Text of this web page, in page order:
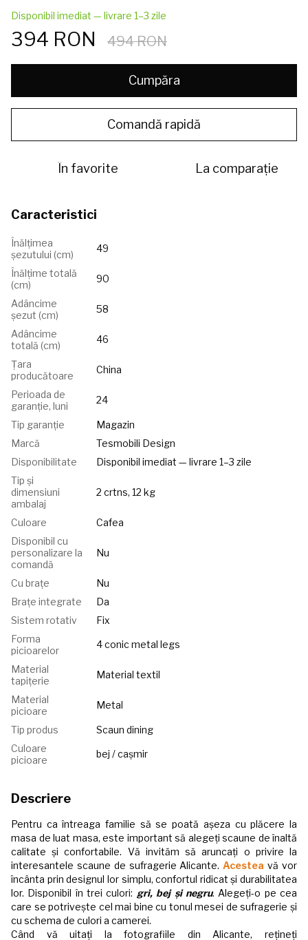
Disponibil imediat — livrare 1–3 zile
394 RON 494 RON
Cumpăra
Comandă rapidă
În favorite La comparație
Caracteristici
Înălțimea
șezutului (сm)
49
Înălțime totală
(cm)
90
Adâncime
șezut (cm)
58
Adâncime
totală (cm)
46
Țara
producătoare
China
Perioada de
garanție, luni
24
Tip garanție
Magazin
Marcă
Tesmobili Design
Disponibilitate
Disponibil imediat — livrare 1–3 zile
Tip și
dimensiuni
ambalaj
2 crtns, 12 kg
Culoare
Cafea
Disponibil cu
personalizare la
comandă
Nu
Cu brațe
Nu
Brațe integrate
Da
Sistem rotativ
Fix
Forma
picioarelor
4 conic metal legs
Material
tapițerie
Material textil
Material
picioare
Metal
Tip produs
Scaun dining
Culoare
picioare
bej / cașmir
Descriere
Pentru ca întreaga familie să se poată așeza cu plăcere la
masa de luat masa, este important să alegeți scaune de înaltă
calitate și confortabile. Vă invităm să aruncați o privire la
interesantele scaune de sufragerie Alicante.Acestea vă vor
încânta prin designul lor simplu, confortul ridicat și durabilitatea
lor. Disponibil în trei culori: gri, bej și negru. Alegeți-o pe cea
care se potrivește cel mai bine cu tonul mesei de sufragerie și
cu schema de culori a camerei.
Când vă uitați la fotografiile din Alicante, rețineți